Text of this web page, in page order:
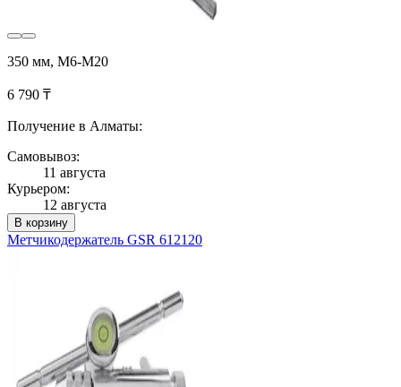
350 мм, М6-М20
6 790 ₸
Получение в Алматы:
Самовывоз:
11 августа
Курьером:
12 августа
В корзину
Метчикодержатель GSR 612120